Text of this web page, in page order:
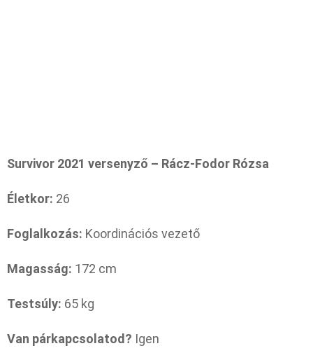
Survivor 2021 versenyző – Rácz-Fodor Rózsa
Életkor: 26
Foglalkozás: Koordinációs vezető
Magasság: 172 cm
Testsúly: 65 kg
Van párkapcsolatod? Igen